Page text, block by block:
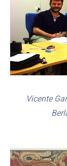
Vicente